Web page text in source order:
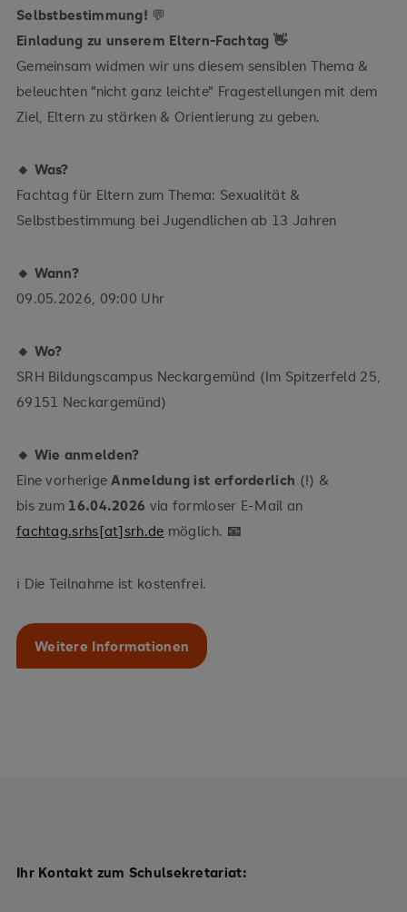
Selbstbestimmung! 💬
Einladung zu unserem Eltern-Fachtag 👋
Gemeinsam widmen wir uns diesem sensiblen Thema &
beleuchten "nicht ganz leichte" Fragestellungen mit dem
Ziel, Eltern zu stärken & Orientierung zu geben.
🔸 Was?
Fachtag für Eltern zum Thema: Sexualität &
Selbstbestimmung bei Jugendlichen ab 13 Jahren
🔸 Wann?
09.05.2026, 09:00 Uhr
🔸 Wo?
SRH Bildungscampus Neckargemünd (Im Spitzerfeld 25,
69151 Neckargemünd)
🔸 Wie anmelden?
Eine vorherigeAnmeldung ist erforderlich (!) &
bis zum 16.04.2026 via formloser E-Mail an
fachtag.srhs[at]srh.de möglich. 📧
ℹ️ Die Teilnahme ist kostenfrei.
Weitere Informationen
Ihr Kontakt zum Schulsekretariat: